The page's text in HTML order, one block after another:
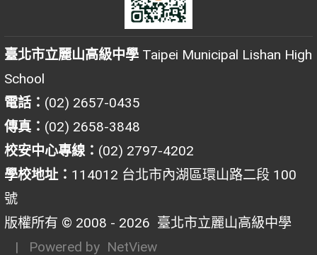
臺北市立麗山高級中學 Taipei Municipal Lishan High
School
電話： (02) 2657-0435
傳真： (02) 2658-3848
校安中心專線： (02) 2797-4202
學校地址： 114012 台北市內湖區環山路二段 100
號
版權所有 © 2008 - 2026 臺北市立麗山高級中學
| Powered by NetView